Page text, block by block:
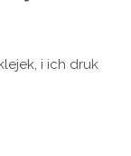
i ich druk